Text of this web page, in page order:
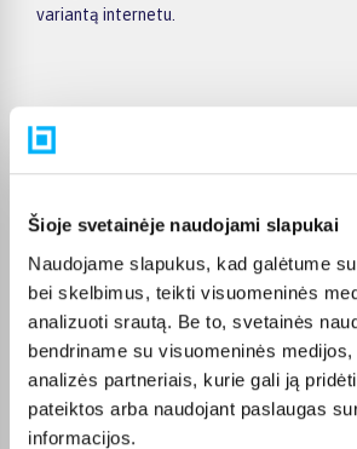
Šioje svetainėje naudojami slapukai
Naudojame slapukus, kad galėtume
bei skelbimus, teikti visuomeninės
analizuoti srautą. Be to, svetainės
bendriname su visuomeninės
analizės partneriais, kurie gali ją
pateiktos arba naudojant paslaugas
informacijos.
variantą internetu.
Pirkėjų atsiliepimai
Olev S.
Kokybiškas. Pristatymas greitas.
Vahur T.
Patvirtintas pirkėjas
Pigus pasiūlymas